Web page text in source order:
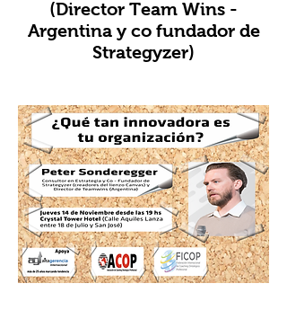
(Director Team Wins -
Argentina y co fundador de
Strategyzer)